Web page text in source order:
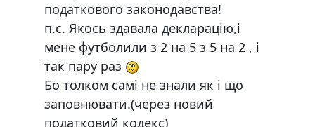
податкового законодавства!
п.с. Якось здавала декларацію,і
мене футболили з 2 на 5 з 5 на 2 , і
так пару раз
Бо толком самі не знали як і що
заповнювати.(через новий
податковий кодекс)